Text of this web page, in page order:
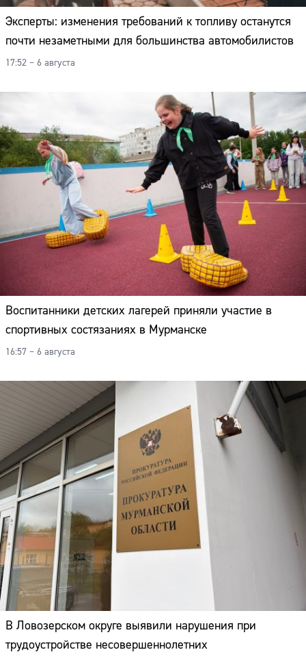
Эксперты: изменения требований к топливу останутся
почти незаметными для большинства автомобилистов
17:52 – 6 августа
Воспитанники детских лагерей приняли участие в
спортивных состязаниях в Мурманске
16:57 – 6 августа
В Ловозерском округе выявили нарушения при
трудоустройстве несовершеннолетних